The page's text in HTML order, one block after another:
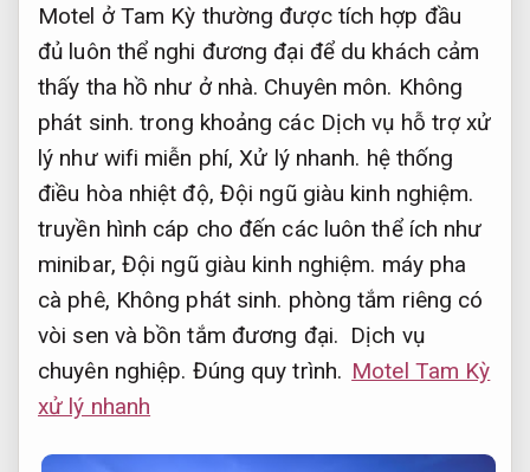
Motel ở Tam Kỳ thường được tích hợp đầu
đủ luôn thể nghi đương đại để du khách cảm
thấy tha hồ như ở nhà. Chuyên môn. Không
phát sinh. trong khoảng các Dịch vụ hỗ trợ xử
lý như wifi miễn phí,Xử lý nhanh. hệ thống
điều hòa nhiệt độ, Đội ngũ giàu kinh nghiệm.
truyền hình cáp cho đến các luôn thể ích như
minibar, Đội ngũ giàu kinh nghiệm. máy pha
cà phê, Không phát sinh. phòng tắm riêng có
vòi sen và bồn tắm đương đại. Dịch vụ
chuyên nghiệp. Đúng quy trình. Motel Tam Kỳ
xử lý nhanh